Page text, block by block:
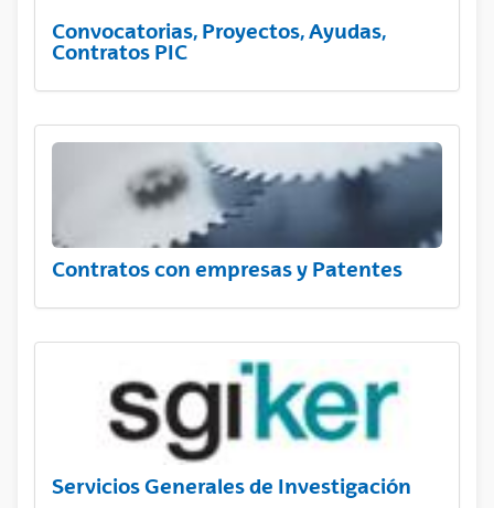
Convocatorias, Proyectos, Ayudas,
Contratos PIC
Contratos con empresas y Patentes
Servicios Generales de Investigación